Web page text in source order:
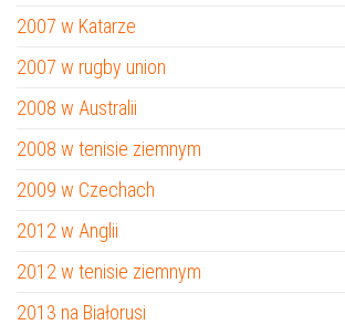
2007 w Katarze
2007 w rugby union
2008 w Australii
2008 w tenisie ziemnym
2009 w Czechach
2012 w Anglii
2012 w tenisie ziemnym
2013 na Białorusi